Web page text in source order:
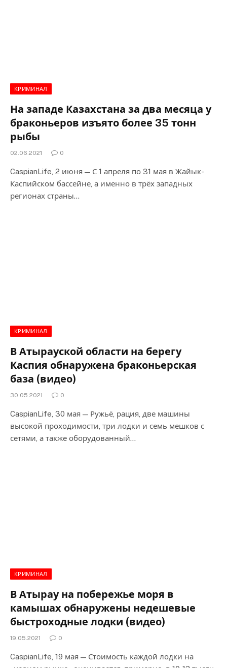
КРИМИНАЛ
На западе Казахстана за два месяца у
браконьеров изъято более 35 тонн
рыбы
02.06.2021 0
CaspianLife, 2 июня — С 1 апреля по 31 мая в Жайык-
Каспийском бассейне, а именно в трёх западных
регионах страны…
КРИМИНАЛ
В Атырауской области на берегу
Каспия обнаружена браконьерская
база (видео)
30.05.2021 0
CaspianLife, 30 мая — Ружьё, рация, две машины
высокой проходимости, три лодки и семь мешков с
сетями, а также оборудованный…
КРИМИНАЛ
В Атырау на побережье моря в
камышах обнаружены недешевые
быстроходные лодки (видео)
19.05.2021 0
CaspianLife, 19 мая — Стоимость каждой лодки на